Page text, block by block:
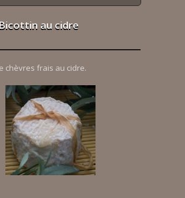
Bicottin au cidre
chèvres frais au cidre.